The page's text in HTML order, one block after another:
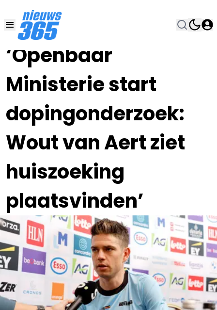
‘Openbaar
Ministerie start
dopingonderzoek:
Wout van Aert ziet
huiszoeking
plaatsvinden’
30 AUG 2023, 9:45